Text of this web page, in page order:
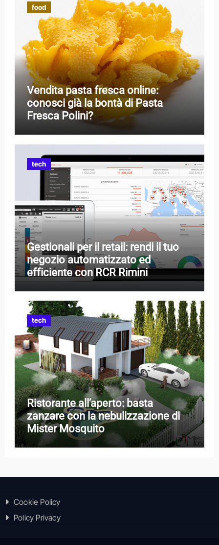
food
Vendita pasta fresca online:
conosci già la bontà di Pasta
Fresca Polini?
tech
Gestionali per il retail: rendi il tuo
negozio automatizzato ed
efficiente con RCR Rimini
tech
Ristorante all’aperto: basta
zanzare con la nebulizzazione di
Mister Mosquito
Cookie Policy
Policy Privacy